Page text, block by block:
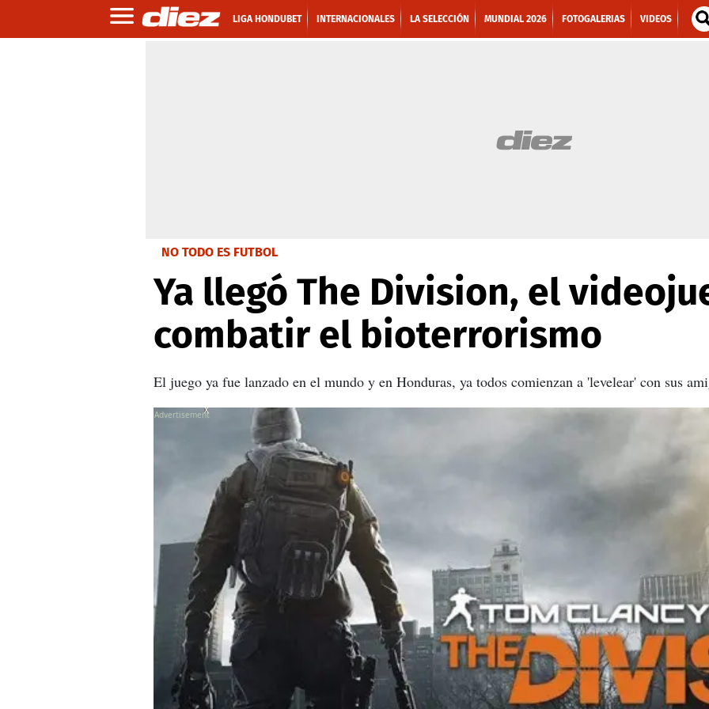
LIGA HONDUBET INTERNACIONALES LA SELECCIÓN MUNDIAL 2026 FOTOGALERIAS VIDEOS
NO TODO ES FUTBOL
Ya llegó The Division, el
combatir el bioterrorismo
El juego ya fue lanzado en el mundo y en Honduras, ya todos comienzan a 'levelear' con sus
X